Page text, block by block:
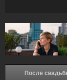
После